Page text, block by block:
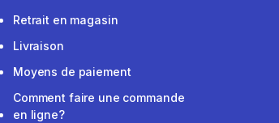
Retrait en magasin
Livraison
Moyens de paiement
Comment faire une commande
en ligne?